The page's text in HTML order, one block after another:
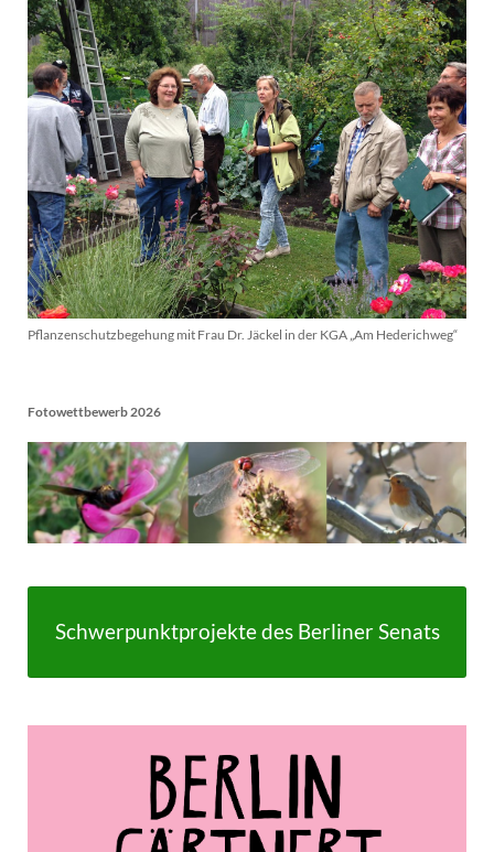
Pflanzenschutzbegehung mit Frau Dr. Jäckel in der KGA „Am Hederichweg“
Fotowettbewerb 2026
Schwerpunktprojekte des Berliner Senats